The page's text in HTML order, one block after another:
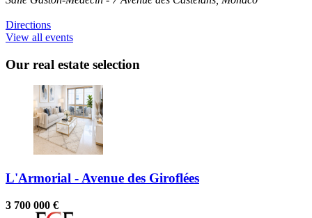
Directions
View all events
Our real estate selection
L'Armorial - Avenue des Giroflées
3 700 000 €